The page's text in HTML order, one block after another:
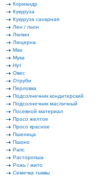
Кориандр
Кукуруза
Кукуруза сахарная
Лен / льон
Люпин
Люцерна
Мак
Мука
Нут
Овес
Отруби
Перловка
Подсолнечник кондитерский
Подсолнечник масличный
Посевной материал
Просо желтое
Просо красное
Пшеница
Пшоно
Рапс
Расторопша
Рожь / жито
Семечка тыквы